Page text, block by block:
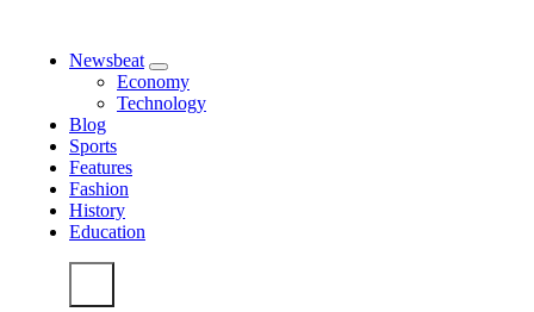
Newsbeat
Economy
Technology
Blog
Sports
Features
Fashion
History
Education